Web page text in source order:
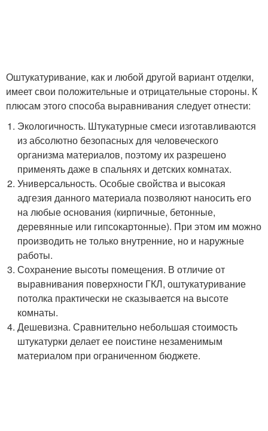
Оштукатуривание, как и любой другой вариант отделки,
имеет свои положительные и отрицательные стороны. К
плюсам этого способа выравнивания следует отнести:
Экологичность. Штукатурные смеси изготавливаются
из абсолютно безопасных для человеческого
организма материалов, поэтому их разрешено
применять даже в спальнях и детских комнатах.
Универсальность. Особые свойства и высокая
адгезия данного материала позволяют наносить его
на любые основания (кирпичные, бетонные,
деревянные или гипсокартонные). При этом им можно
производить не только внутренние, но и наружные
работы.
Сохранение высоты помещения. В отличие от
выравнивания поверхности ГКЛ, оштукатуривание
потолка практически не сказывается на высоте
комнаты.
Дешевизна. Сравнительно небольшая стоимость
штукатурки делает ее поистине незаменимым
материалом при ограниченном бюджете.